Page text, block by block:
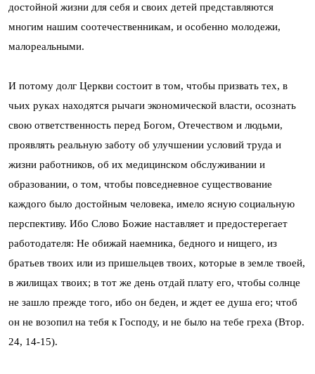
достойной жизни для себя и своих детей представляются
многим нашим соотечественникам, и особенно молодежи,
малореальными.
И потому долг Церкви состоит в том, чтобы призвать тех, в
чьих руках находятся рычаги экономической власти, осознать
свою ответственность перед Богом, Отечеством и людьми,
проявлять реальную заботу об улучшении условий труда и
жизни работников, об их медицинском обслуживании и
образовании, о том, чтобы повседневное существование
каждого было достойным человека, имело ясную социальную
перспективу. Ибо Слово Божие наставляет и предостерегает
работодателя: Не обижай наемника, бедного и нищего, из
братьев твоих или из пришельцев твоих, которые в земле твоей,
в жилищах твоих; в тот же день отдай плату его, чтобы солнце
не зашло прежде того, ибо он беден, и ждет ее душа его; чтоб
он не возопил на тебя к Господу, и не было на тебе греха (Втор.
24, 14-15).